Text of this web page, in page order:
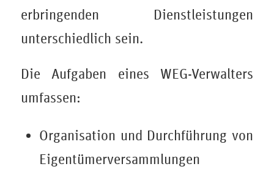
erbringenden Dienstleistungen
unterschiedlich sein.
Die Aufgaben eines WEG-Verwalters
umfassen:
Organisation und Durchführung von
Eigentümerversammlungen